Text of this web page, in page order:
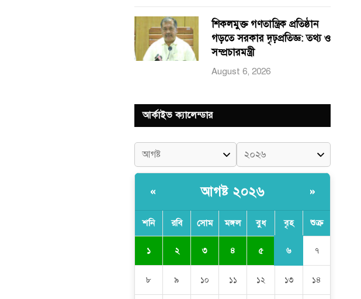
শিকলমুক্ত গণতান্ত্রিক প্রতিষ্ঠান
গড়তে সরকার দৃঢ়প্রতিজ্ঞ: তথ্য ও
সম্প্রচারমন্ত্রী
August 6, 2026
আর্কাইভ ক্যালেন্ডার
« আগষ্ট ২০২৬ »
শনি রবি সোম মঙ্গল বুধ বৃহ শুক্র
১ ২ ৩ ৪ ৫ ৬ ৭
৮ ৯ ১০ ১১ ১২ ১৩ ১৪